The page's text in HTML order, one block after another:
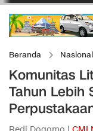
Beranda Nasional
Komunitas
Tahun Lebih